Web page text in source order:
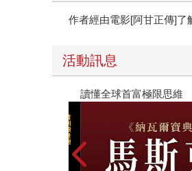
作者經由電影[阿甘正傳]了
活動訊息
高功能倖存者：如果不